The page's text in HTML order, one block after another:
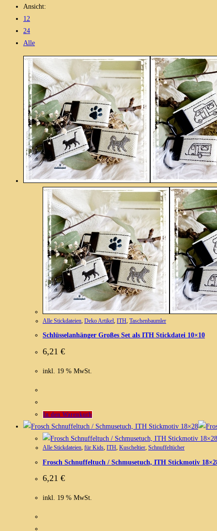
Ansicht:
12
24
Alle
Alle Stickdateien, Deko Artikel, ITH, Taschenbaumler
Schlüsselanhänger Großes Set als ITH Stickdatei 10×10
6,21 €
inkl. 19 % MwSt.
In den Warenkorb
Alle Stickdateien, für Kids, ITH, Kuscheltier, Schnuffeltücher
Frosch Schnuffeltuch / Schmusetuch, ITH Stickmotiv
6,21 €
inkl. 19 % MwSt.